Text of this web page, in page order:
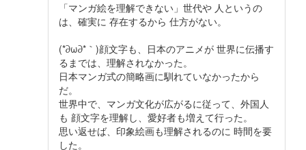
「マンガ絵を理解できない」世代や 人というの
は、確実に 存在するから 仕方がない。
(*∂ω∂*｀)顔文字も、日本のアニメが 世界に伝播す
るまでは、理解されなかった。
日本マンガ式の簡略画に馴れていなかったから
だ。
世界中で、マンガ文化が広がるに従って、外国人
も 顔文字を理解し、愛好者も増えて行った。
思い返せば、印象絵画も理解されるのに 時間を要
した。